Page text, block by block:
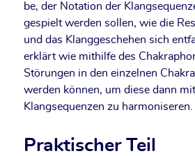
be, der Nota­ti­on der
gespielt wer­den sol­len, wie die
und das Klang­ge­sche­hen sich
erklärt wie mit­hil­fe des
Stö­run­gen in den ein­zel­nen
wer­den kön­nen, um die­se dann
Klang­se­quen­zen zu harmoniseren.
Praktischer Teil